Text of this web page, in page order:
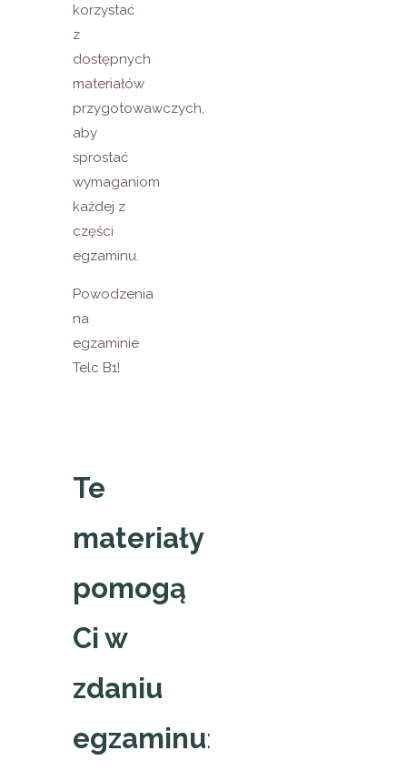
korzystać
z
dostępnych
materiałów
przygotowawczych,
aby
sprostać
wymaganiom
każdej z
części
egzaminu.
Powodzenia
na
egzaminie
Telc B1!
Te
materiały
pomogą
Ci w
zdaniu
egzaminu: